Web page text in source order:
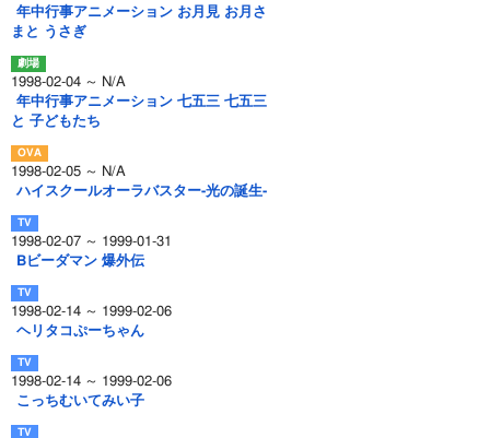
年中行事アニメーション お月見 お月さ
まと うさぎ
1998-02-04 ～ N/A
年中行事アニメーション 七五三 七五三
と 子どもたち
1998-02-05 ～ N/A
ハイスクールオーラバスター-光の誕生-
1998-02-07 ～ 1999-01-31
Bビーダマン 爆外伝
1998-02-14 ～ 1999-02-06
ヘリタコぷーちゃん
1998-02-14 ～ 1999-02-06
こっちむいてみい子